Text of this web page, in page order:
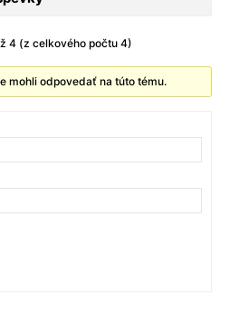
4 (z celkového počtu 4)
mohli odpovedať na túto tému.